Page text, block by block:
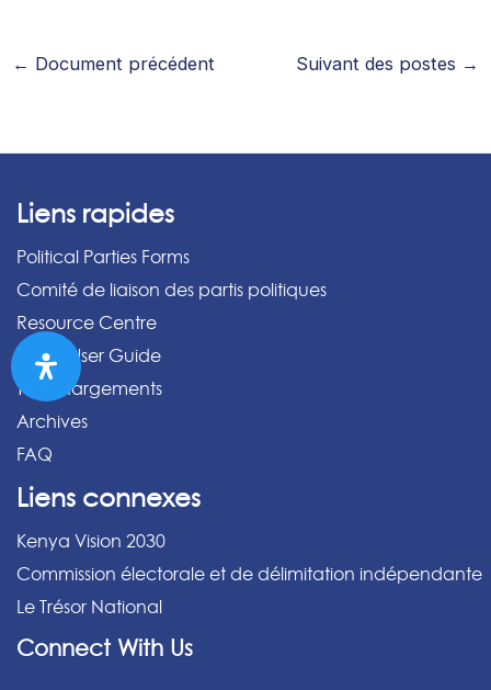
← Document précédent Suivant des postes →
Liens rapides
Political Parties Forms
Comité de liaison des partis politiques
Resource Centre
IPPMS User Guide
Téléchargements
Archives
FAQ
Liens connexes
Kenya Vision 2030
Commission électorale et de délimitation indépendante
Le Trésor National
Connect With Us